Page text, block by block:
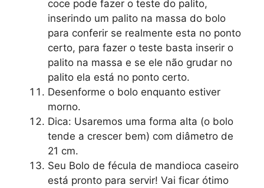
coce pode fazer o teste do palito,
inserindo um palito na massa do bolo
para conferir se realmente esta no ponto
certo, para fazer o teste basta inserir o
palito na massa e se ele não grudar no
palito ela está no ponto certo.
Desenforme o bolo enquanto estiver
morno.
Dica: Usaremos uma forma alta (o bolo
tende a crescer bem) com diâmetro de
21 cm.
Seu Bolo de fécula de mandioca caseiro
está pronto para servir! Vai ficar ótimo